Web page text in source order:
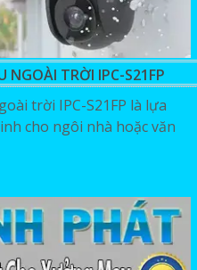
NGOÀI TRỜI IPC-S21FP
trời IPC-S21FP là lựa
cho ngôi nhà hoặc văn